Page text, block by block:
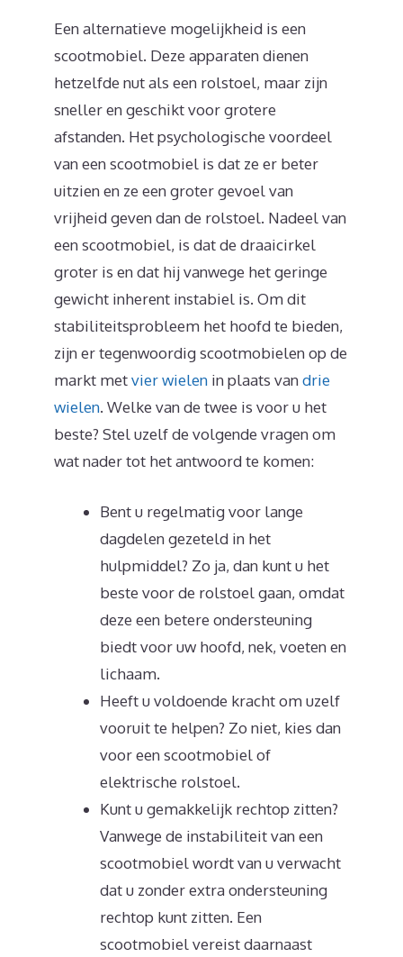
Een alternatieve mogelijkheid is een
scootmobiel. Deze apparaten dienen
hetzelfde nut als een rolstoel, maar zijn
sneller en geschikt voor grotere
afstanden. Het psychologische voordeel
van een scootmobiel is dat ze er beter
uitzien en ze een groter gevoel van
vrijheid geven dan de rolstoel. Nadeel van
een scootmobiel, is dat de draaicirkel
groter is en dat hij vanwege het geringe
gewicht inherent instabiel is. Om dit
stabiliteitsprobleem het hoofd te bieden,
zijn er tegenwoordig scootmobielen op de
markt metvier wielen in plaats vandrie
wielen. Welke van de twee is voor u het
beste? Stel uzelf de volgende vragen om
wat nader tot het antwoord te komen:
Bent u regelmatig voor lange
dagdelen gezeteld in het
hulpmiddel? Zo ja, dan kunt u het
beste voor de rolstoel gaan, omdat
deze een betere ondersteuning
biedt voor uw hoofd, nek, voeten en
lichaam.
Heeft u voldoende kracht om uzelf
vooruit te helpen? Zo niet, kies dan
voor een scootmobiel of
elektrische rolstoel.
Kunt u gemakkelijk rechtop zitten?
Vanwege de instabiliteit van een
scootmobiel wordt van u verwacht
dat u zonder extra ondersteuning
rechtop kunt zitten. Een
scootmobiel vereist daarnaast